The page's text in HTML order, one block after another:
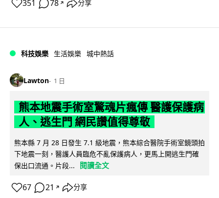
351 78 ↗ 分享
科技娛樂 生活娛樂 城中熱話
Lawton 1 日
熊本地震手術室驚魂片瘋傳 醫護保護病
人、逃生門 網民讚值得尊敬
熊本縣 7 月 28 日發生 7.1 級地震，熊本綜合醫院手術室鏡頭拍
下地震一刻，醫護人員臨危不亂保護病人，更馬上開逃生門確
保出口流通。片段...
閱讀全文
67 21 ↗ 分享